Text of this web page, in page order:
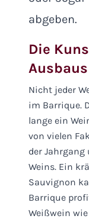
abgeben.
Die
Ausbaus
Nicht jeder
im Barrique.
lange ein
von vielen
der
Weins. Ein
Sauvignon
Barrique
Weißwein